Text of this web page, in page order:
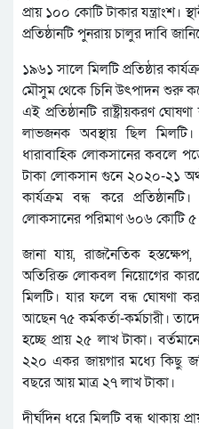
প্রায় ১০০ কোটি টাকার
প্রতিষ্ঠানটি পুনরায় চালুর দাবি
১৯৬১ সালে মিলটি প্রতিষ্ঠার
মৌসুম থেকে চিনি উৎপাদন শুরু
এই প্রতিষ্ঠানটি রাষ্ট্রীয়করণ
লাভজনক অবস্থায় ছিল
ধারাবাহিক লোকসানের কবলে
টাকা লোকসান গুনে ২০২০-২১
কার্যক্রম বন্ধ করে
লোকসানের পরিমাণ ৬০৬ কোটি ৫
জানা যায়, রাজনৈতিক
অতিরিক্ত লোকবল নিয়োগের
মিলটি। যার ফলে বন্ধ ঘোষণা
আছেন ৭৫ কর্মকর্তা-কর্মচারী।
হচ্ছে প্রায় ২৫ লাখ টাকা।
২২০ একর জায়গার মধ্যে কিছু
বছরে আয় মাত্র ২৭ লাখ টাকা।
দীর্ঘদিন ধরে মিলটি বন্ধ থাকায়